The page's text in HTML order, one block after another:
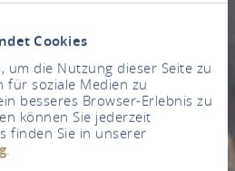
Cookies
um die Nutzung dieser Seite zu
für soziale Medien zu
besseres Browser-Erlebnis zu
können Sie jederzeit
finden Sie in unserer
.